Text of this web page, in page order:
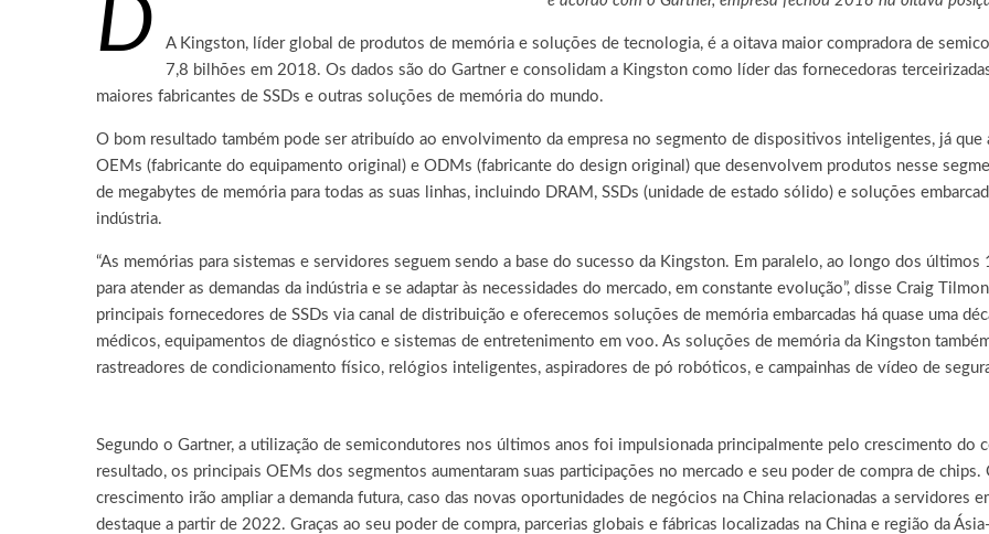
D
A Kingston, líder global de produtos de memória e soluções de tecnologia, é a oitava maior compradora de
7,8 bilhões em 2018. Os dados são do Gartner e consolidam a Kingston como líder das fornecedoras
maiores fabricantes de SSDs e outras soluções de memória do mundo.
O bom resultado também pode ser atribuído ao envolvimento da empresa no segmento de dispositivos inteligentes, já
OEMs (fabricante do equipamento original) e ODMs (fabricante do design original) que desenvolvem produtos nesse
de megabytes de memória para todas as suas linhas, incluindo DRAM, SSDs (unidade de estado sólido) e soluções
indústria.
“As memórias para sistemas e servidores seguem sendo a base do sucesso da Kingston. Em paralelo, ao longo dos
para atender as demandas da indústria e se adaptar às necessidades do mercado, em constante evolução”, disse Craig
principais fornecedores de SSDs via canal de distribuição e oferecemos soluções de memória embarcadas há quase uma
médicos, equipamentos de diagnóstico e sistemas de entretenimento em voo. As soluções de memória da Kingston
rastreadores de condicionamento físico, relógios inteligentes, aspiradores de pó robóticos, e campainhas de vídeo de
Segundo o Gartner, a utilização de semicondutores nos últimos anos foi impulsionada principalmente pelo crescimento do
resultado, os principais OEMs dos segmentos aumentaram suas participações no mercado e seu poder de compra de
crescimento irão ampliar a demanda futura, caso das novas oportunidades de negócios na China relacionadas a servidores
destaque a partir de 2022. Graças ao seu poder de compra, parcerias globais e fábricas localizadas na China e região da